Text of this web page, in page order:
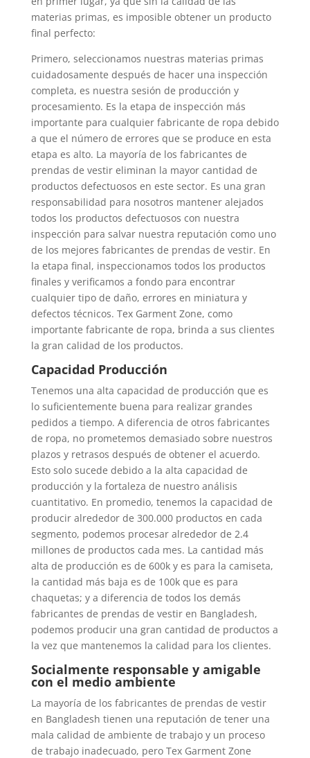
materias primas, es imposible obtener un producto
final perfecto:
Primero, seleccionamos nuestras materias primas
cuidadosamente después de hacer una inspección
completa, es nuestra sesión de producción y
procesamiento. Es la etapa de inspección más
importante para cualquier fabricante de ropa debido
a que el número de errores que se produce en esta
etapa es alto. La mayoría de los fabricantes de
prendas de vestir eliminan la mayor cantidad de
productos defectuosos en este sector. Es una gran
responsabilidad para nosotros mantener alejados
todos los productos defectuosos con nuestra
inspección para salvar nuestra reputación como uno
de los mejores fabricantes de prendas de vestir. En
la etapa final, inspeccionamos todos los productos
finales y verificamos a fondo para encontrar
cualquier tipo de daño, errores en miniatura y
defectos técnicos. Tex Garment Zone, como
importante fabricante de ropa, brinda a sus clientes
la gran calidad de los productos.
Capacidad Producción
Tenemos una alta capacidad de producción que es
lo suficientemente buena para realizar grandes
pedidos a tiempo. A diferencia de otros fabricantes
de ropa, no prometemos demasiado sobre nuestros
plazos y retrasos después de obtener el acuerdo.
Esto solo sucede debido a la alta capacidad de
producción y la fortaleza de nuestro análisis
cuantitativo. En promedio, tenemos la capacidad de
producir alrededor de 300.000 productos en cada
segmento, podemos procesar alrededor de 2.4
millones de productos cada mes. La cantidad más
alta de producción es de 600k y es para la camiseta,
la cantidad más baja es de 100k que es para
chaquetas; y a diferencia de todos los demás
fabricantes de prendas de vestir en Bangladesh,
podemos producir una gran cantidad de productos a
la vez que mantenemos la calidad para los clientes.
Socialmente responsable y amigable
con el medio ambiente
La mayoría de los fabricantes de prendas de vestir
en Bangladesh tienen una reputación de tener una
mala calidad de ambiente de trabajo y un proceso
de trabajo inadecuado, pero Tex Garment Zone